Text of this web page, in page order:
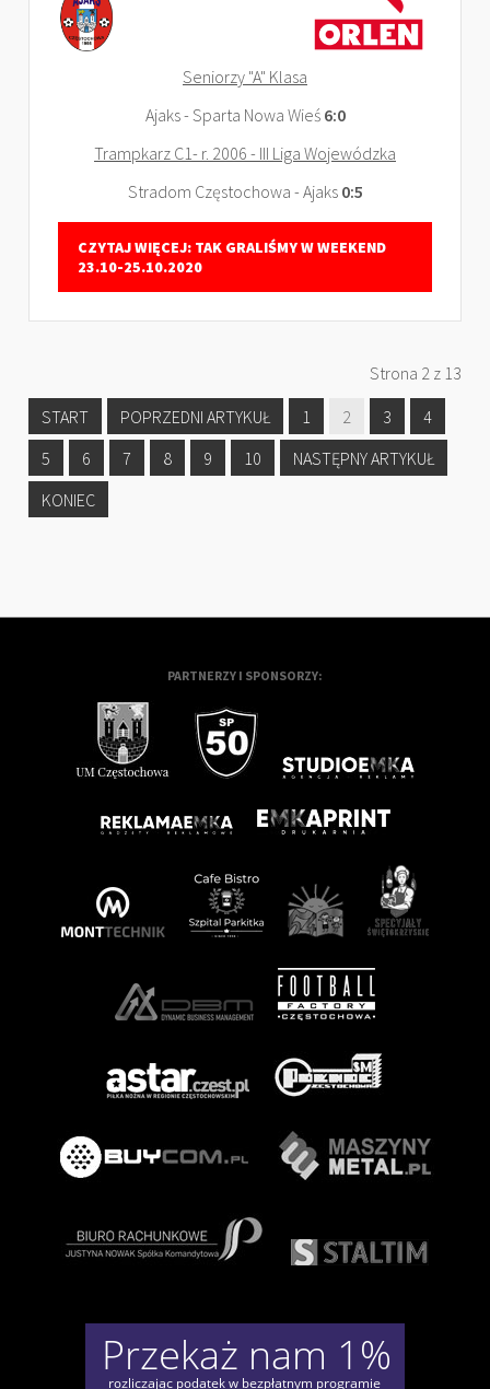
Seniorzy "A" Klasa
Ajaks - Sparta Nowa Wieś 6:0
Trampkarz C1- r. 2006 - III Liga Wojewódzka
Stradom Częstochowa - Ajaks 0:5
CZYTAJ WIĘCEJ: TAK GRALIŚMY W WEEKEND
23.10-25.10.2020
Strona 2 z 13
START
POPRZEDNI ARTYKUŁ 1 2 3
4
5
6 7 8 9 10
NASTĘPNY ARTYKUŁ
KONIEC
PARTNERZY I SPONSORZY: